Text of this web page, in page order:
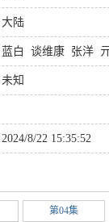
大陆
蓝白 谈维康 张洋
未知
2024/8/22 15:35:52
第04集